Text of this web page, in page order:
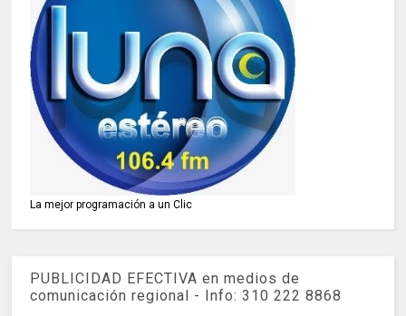
La mejor programación a un Clic
PUBLICIDAD EFECTIVA en medios de
comunicación regional - Info: 310 222 8868